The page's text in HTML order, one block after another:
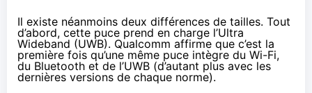
Il existe néanmoins deux différences de tailles. Tout
d’abord, cette puce prend en charge l’Ultra
Wideband (UWB). Qualcomm affirme que c’est la
première fois qu’une même puce intègre du Wi-Fi,
du Bluetooth et de l’UWB (d’autant plus avec les
dernières versions de chaque norme).